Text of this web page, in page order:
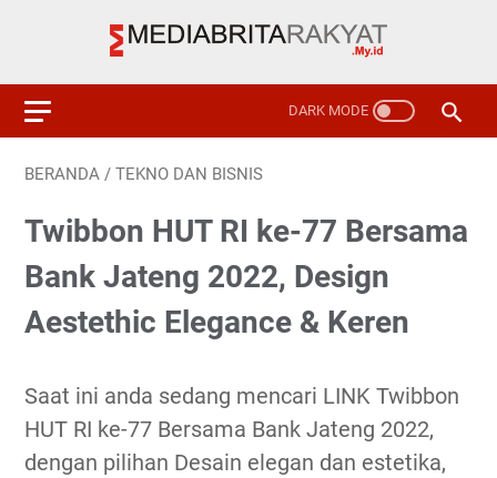
BERANDA / TEKNO DAN BISNIS
Twibbon HUT RI ke-77 Bersama
Bank Jateng 2022, Design
Aestethic Elegance & Keren
Saat ini anda sedang mencari LINK Twibbon
HUT RI ke-77 Bersama Bank Jateng 2022,
dengan pilihan Desain elegan dan estetika,